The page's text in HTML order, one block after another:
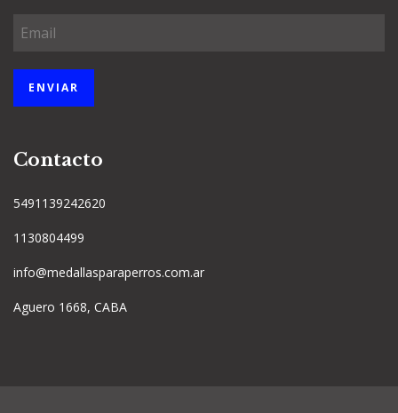
Contacto
5491139242620
1130804499
info@medallasparaperros.com.ar
Aguero 1668, CABA